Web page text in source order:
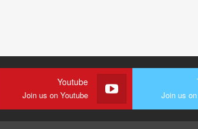
Join us
Youtube
Join us on Youtube